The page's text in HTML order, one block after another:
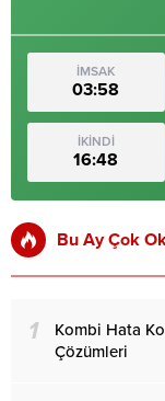
İMSAK
03:58
İKİNDİ
16:48
Bu Ay Çok
1
Kombi Hata
Çözümleri